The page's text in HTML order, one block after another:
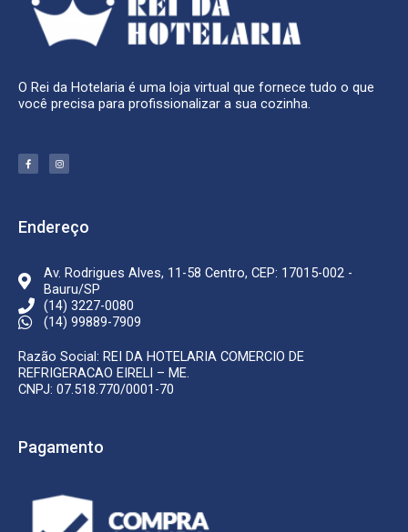
O Rei da Hotelaria é uma loja virtual que fornece tudo o que
você precisa para profissionalizar a sua cozinha.
F
a
c
k
-
I
n
s
m
Endereço
Av. Rodrigues Alves, 11-58 Centro, CEP: 17015-002 -
Bauru/SP
(14) 3227-0080
(14) 99889-7909
Razão Social: REI DA HOTELARIA COMERCIO DE
REFRIGERACAO EIRELI – ME.
CNPJ: 07.518.770/0001-70
Pagamento